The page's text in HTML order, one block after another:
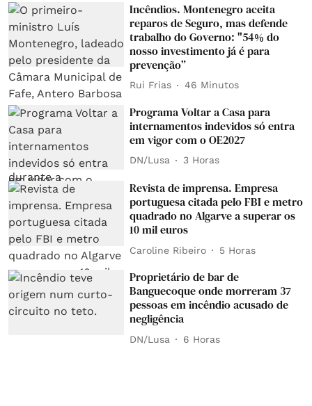
Incêndios. Montenegro aceita
reparos de Seguro, mas defende
trabalho do Governo: "54% do
nosso investimento já é para
prevenção”
Rui Frias 46 Minutos
Programa Voltar a Casa para
internamentos indevidos só entra
em vigor com o OE2027
DN/Lusa 3 Horas
Revista de imprensa. Empresa
portuguesa citada pelo FBI e metro
quadrado no Algarve a superar os
10 mil euros
Caroline Ribeiro 5 Horas
Proprietário de bar de
Banguecoque onde morreram 37
pessoas em incêndio acusado de
negligência
DN/Lusa 6 Horas